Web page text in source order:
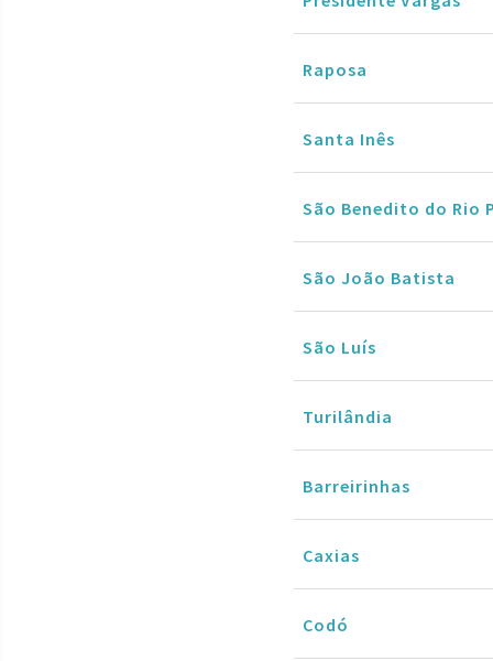
Raposa
Santa Inês
São Benedito do Rio
São João Batista
São Luís
Turilândia
Barreirinhas
Caxias
Codó